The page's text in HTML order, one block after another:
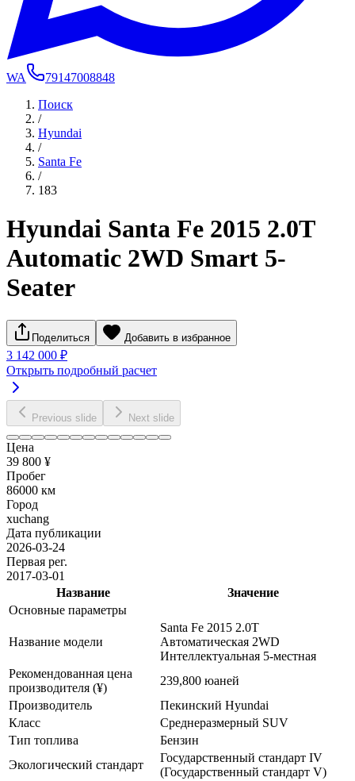
WA
79147008848
Поиск
/
Hyundai
/
Santa Fe
/
183
Hyundai Santa Fe 2015 2.0T
Automatic 2WD Smart 5-
Seater
Поделиться Добавить в избранное
3 142 000 ₽
Открыть подробный расчет
Previous slide Next slide
Цена
39 800 ¥
Пробег
86000 км
Город
xuchang
Дата публикации
2026-03-24
Первая рег.
2017-03-01
Название
Значение
Основные параметры
Название модели
Santa Fe 2015 2.0T
Автоматическая 2WD
Интеллектуальная 5-местная
Рекомендованная цена
производителя (¥)
239,800 юаней
Производитель
Пекинский Hyundai
Класс
Среднеразмерный SUV
Тип топлива
Бензин
Экологический стандарт
Государственный стандарт IV
(Государственный стандарт V)